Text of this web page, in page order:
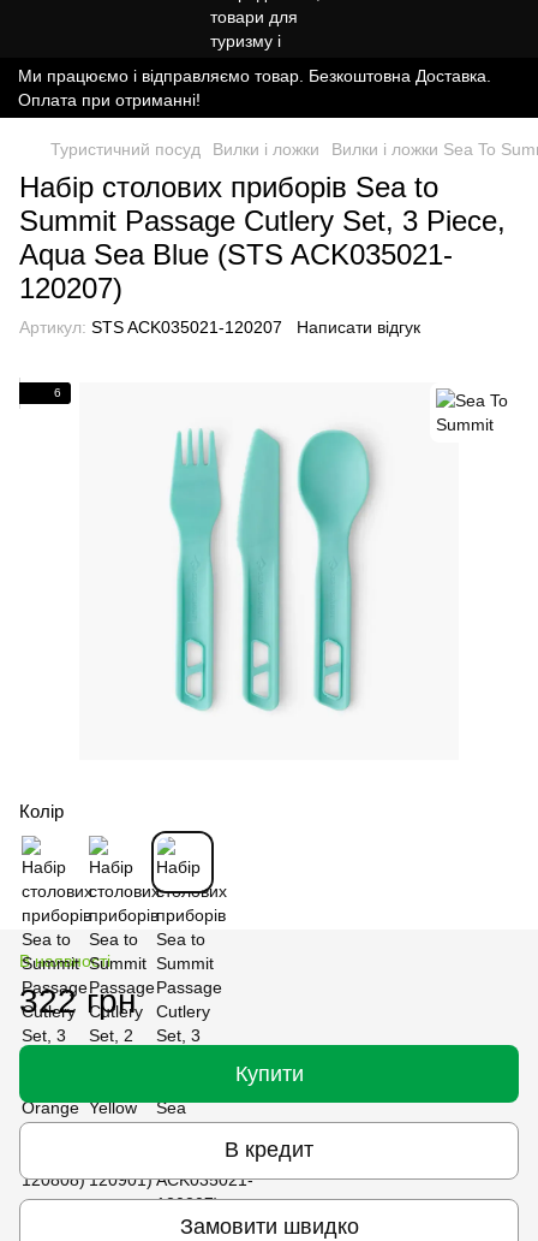
Ми працюємо і відправляємо товар. Безкоштовна Доставка.
Оплата при отриманні!
Туристичний посуд Вилки і ложки Вилки і ложки Sea To
Набір столових приборів Sea to
Summit Passage Cutlery Set, 3 Piece,
Aqua Sea Blue (STS ACK035021-
120207)
Артикул: STS ACK035021-120207 Написати відгук
6
Колір
В наявності
322 грн
Купити
В кредит
Замовити швидко